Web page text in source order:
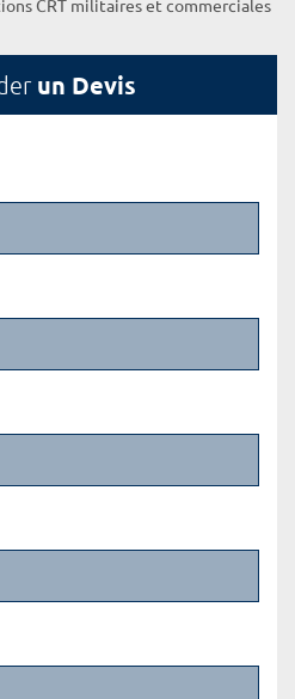
CRT militaires et commerciales
un Devis